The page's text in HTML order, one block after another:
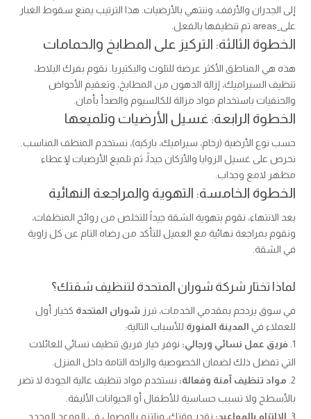
إلى الجدران والأرفف، وننتهي بالأرضيات. هذا الترتيب يمنع سقوط الغبار
على_areas تم تنظيفها بالفعل.
الخطوة الثالثة: التركيز على المطابخ والحمامات
هذه هي المناطق الأكثر عرضة للتلوث والبكتيريا. نقوم بفرك البلاط،
تنظيف السيراميك، إزالة الدهون من المطابخ، وتعقيم الأحواض
والحنفيات باستخدام مواد مزالة للكالسيوم والصدأ بأمان.
الخطوة الرابعة: غسيل الأرضيات وتلميعها
حسب نوع الأرضية (رخام، سيراميك، باركيه)، نستخدم المنظف المناسب.
نحرص على غسيل الزوايا والأركان جيداً، ثم تلميع الأرضيات لإعطاء
مظهر لامع وجذاب.
الخطوة الخامسة: التهوية والمراجعة النهائية
بعد الانتهاء، نقوم بتهوية الشقة جيداً للتخلص من روائح المنظفات،
ونقوم بمراجعة نهائية مع العميل للتأكد من رضاه التام عن كل زاوية
في الشقة.
لماذا تختار شركة شوران المتحدة لتنظيف شقتك؟
في سوق يزدحم بمقدمي الخدمات، تبرز شوران المتحدة كخيار أول
للعملاء في المدينة المنورة للأسباب التالية:
فريق عمل نسائي ورجالي: نوفر خيار فريق تنظيف نسائي للعائلات
التي تفضل ذلك لضمان الخصوصية والراحة التامة داخل المنزل.
مواد تنظيف آمنة وفعالة: نستخدم مواد تنظيف عالية الجودة لا تضر
بالأسطح ولا تسبب حساسية للأطفال أو الحيوانات الأليفة.
الالتزام بالمواعيد: نقدر وقتك، ونلتزم بالوصول في الموعد المحدد